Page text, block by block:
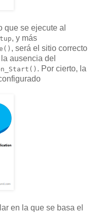
que se ejecute al
, y más
, será el sitio correcto
ausencia del
. Por cierto, la
en la que se basa el